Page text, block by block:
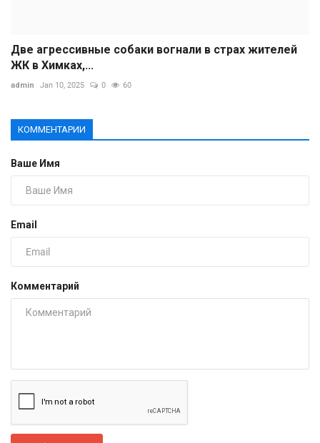
Две агрессивные собаки вогнали в страх жителей
ЖК в Химках,...
admin Jan 10, 2025 0 60
КОММЕНТАРИИ
Ваше Имя
Email
Комментарий